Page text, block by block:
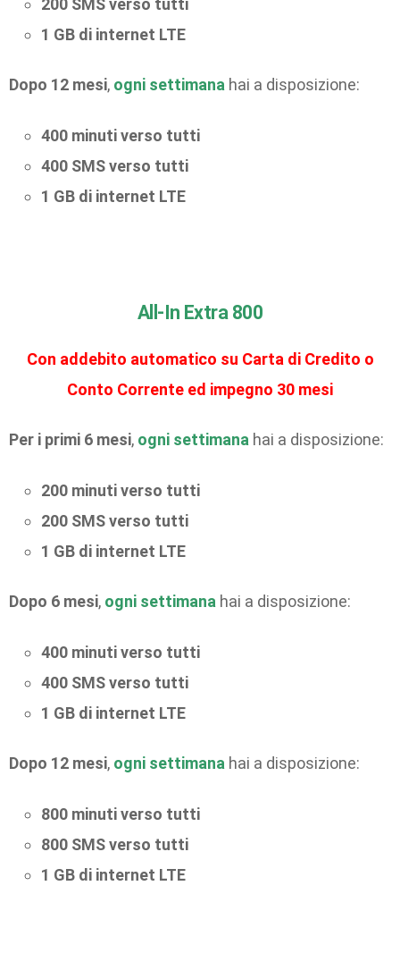
200 SMS verso tutti
1 GB di internet LTE
Dopo 12 mesi, ogni settimana hai a disposizione:
400 minuti verso tutti
400 SMS verso tutti
1 GB di internet LTE
All-In Extra 800
Con addebito automatico su Carta di Credito o
Conto Corrente ed impegno 30 mesi
Per i primi 6 mesi, ogni settimana hai a disposizione:
200 minuti verso tutti
200 SMS verso tutti
1 GB di internet LTE
Dopo 6 mesi, ogni settimana hai a disposizione:
400 minuti verso tutti
400 SMS verso tutti
1 GB di internet LTE
Dopo 12 mesi, ogni settimana hai a disposizione:
800 minuti verso tutti
800 SMS verso tutti
1 GB di internet LTE